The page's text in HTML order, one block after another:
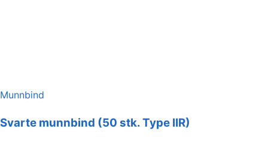
Munnbind
Svarte munnbind (50 stk. Type IIR)